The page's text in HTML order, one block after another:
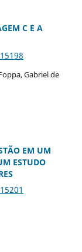
C E A
Gabriel de
EM UM
ESTUDO